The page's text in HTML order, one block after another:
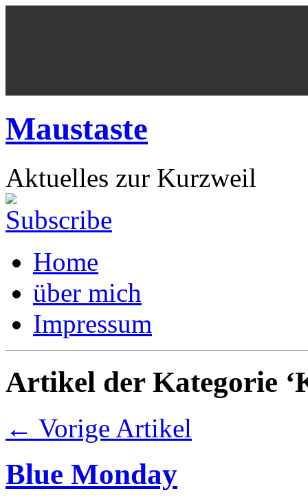
Maustaste
Aktuelles zur Kurzweil
Home
über mich
Impressum
Artikel der Kategorie
← Vorige Artikel
Blue Monday